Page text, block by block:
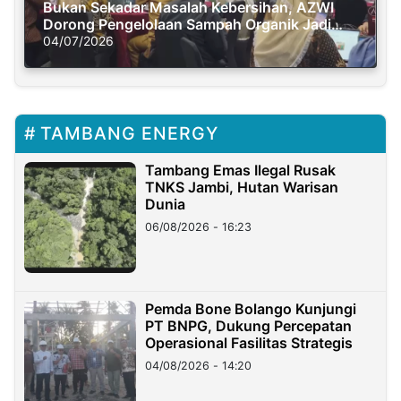
Bukan Sekadar Masalah Kebersihan, AZWI
Dorong Pengelolaan Sampah Organik Jadi
Solusi Krisis Iklim
04/07/2026
TAMBANG ENERGY
Tambang Emas Ilegal Rusak
TNKS Jambi, Hutan Warisan
Dunia
06/08/2026 - 16:23
Pemda Bone Bolango Kunjungi
PT BNPG, Dukung Percepatan
Operasional Fasilitas Strategis
04/08/2026 - 14:20